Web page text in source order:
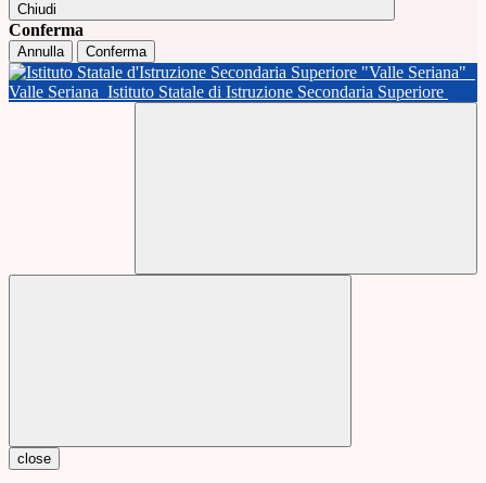
Chiudi
Conferma
Annulla Conferma
Valle Seriana Istituto Statale di Istruzione Secondaria Superiore
close